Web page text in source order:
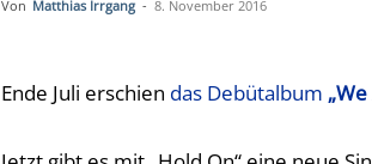
Von Matthias Irrgang - 8. November 2016
Ende Juli erschien das Debütalbum